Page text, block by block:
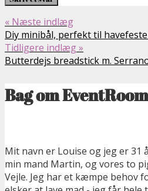
« Næste indlæg
Diy minibål, perfekt til
Tidligere indlæg »
Butterdejs breadstick m.
Bag om EventRoom
Mit navn er Louise og jeg er 31
min mand Martin, og vores to
Vejle. Jeg har et kæmpe behov